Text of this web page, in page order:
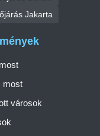
Jakarta
most
városok